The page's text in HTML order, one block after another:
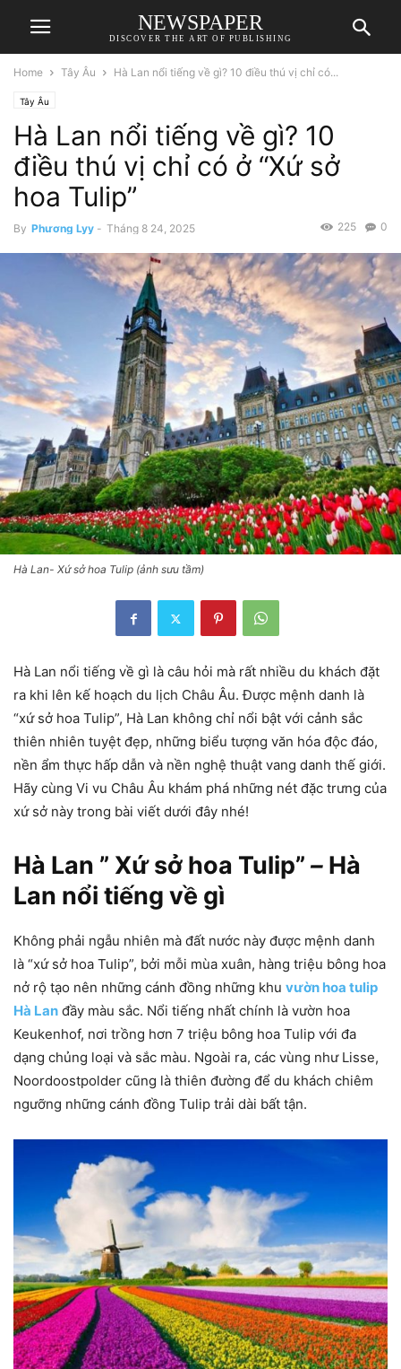
NEWSPAPER
DISCOVER THE ART OF PUBLISHING
Home Tây Âu Hà Lan nổi tiếng về gì? 10 điều thú vị chỉ có...
Tây Âu
Hà Lan nổi tiếng về gì? 10
điều thú vị chỉ có ở “Xứ sở
hoa Tulip”
By Phương Lyy - Tháng 8 24, 2025 0
225
Hà Lan- Xứ sở hoa Tulip (ảnh sưu tầm)
Hà Lan nổi tiếng về gì là câu hỏi mà rất nhiều du khách đặt
ra khi lên kế hoạch du lịch Châu Âu. Được mệnh danh là
“xứ sở hoa Tulip”, Hà Lan không chỉ nổi bật với cảnh sắc
thiên nhiên tuyệt đẹp, những biểu tượng văn hóa độc đáo,
nền ẩm thực hấp dẫn và nền nghệ thuật vang danh thế giới.
Hãy cùng Vi vu Châu Âu khám phá những nét đặc trưng của
xứ sở này trong bài viết dưới đây nhé!
Hà Lan ” Xứ sở hoa Tulip” – Hà
Lan nổi tiếng về gì
Không phải ngẫu nhiên mà đất nước này được mệnh danh
là “xứ sở hoa Tulip”, bởi mỗi mùa xuân, hàng triệu bông hoa
nở rộ tạo nên những cánh đồng những khu vườn hoa tulip
Hà Lan đầy màu sắc. Nổi tiếng nhất chính là vườn hoa
Keukenhof, nơi trồng hơn 7 triệu bông hoa Tulip với đa
dạng chủng loại và sắc màu. Ngoài ra, các vùng như Lisse,
Noordoostpolder cũng là thiên đường để du khách chiêm
ngưỡng những cánh đồng Tulip trải dài bất tận.